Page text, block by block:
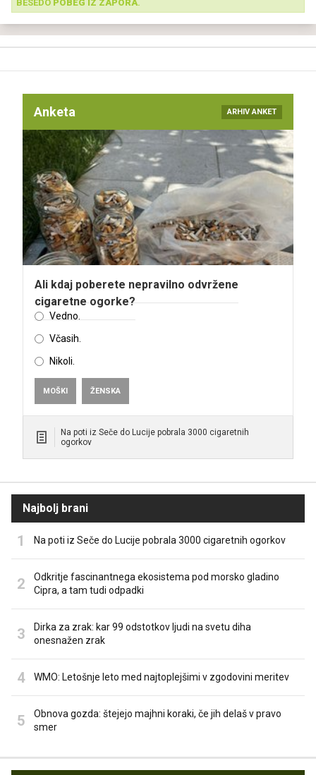
BESEDO POBEG IZ ZAPORA.
Anketa ARHIV ANKET
Ali kdaj poberete nepravilno odvržene
cigaretne ogorke?
Vedno.
Včasih.
Nikoli.
MOŠKI ŽENSKA
Na poti iz Seče do Lucije pobrala 3000 cigaretnih
ogorkov
Najbolj brani
Na poti iz Seče do Lucije pobrala 3000 cigaretnih ogorkov
Odkritje fascinantnega ekosistema pod morsko gladino
Cipra, a tam tudi odpadki
Dirka za zrak: kar 99 odstotkov ljudi na svetu diha
onesnažen zrak
WMO: Letošnje leto med najtoplejšimi v zgodovini meritev
Obnova gozda: štejejo majhni koraki, če jih delaš v pravo
smer